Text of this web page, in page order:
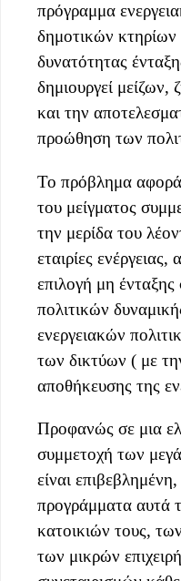
πρόγραμμα
δημοτικών
δυνατότητας
δημιουργεί μείζων,
και την
προώθηση των
Το πρόβλημα αφορά
του μείγματος
την μερίδα του
εταιρίες
επιλογή μη
πολιτικών
ενεργειακών
των δικτύων ( με
αποθήκευσης της
Προφανώς σε μια
συμμετοχή των
είναι
προγράμματα αυτά
κατοικιών τους,
των μικρών